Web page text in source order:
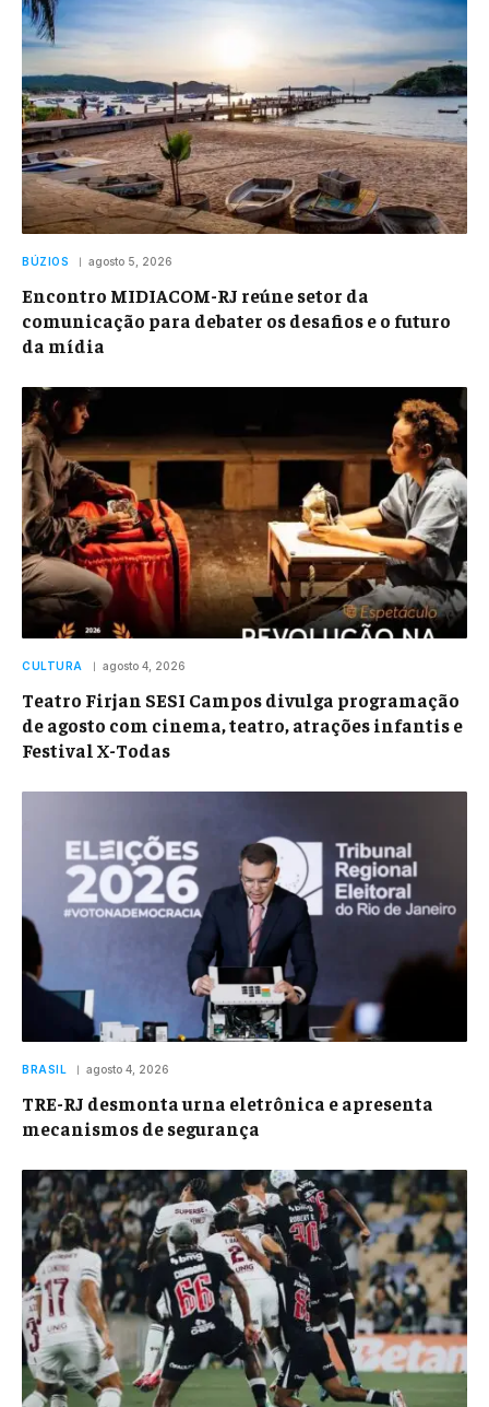
BÚZIOS agosto 5, 2026
Encontro MIDIACOM-RJ reúne setor da
comunicação para debater os desafios e o futuro
da mídia
CULTURA agosto 4, 2026
Teatro Firjan SESI Campos divulga programação
de agosto com cinema, teatro, atrações infantis e
Festival X-Todas
BRASIL agosto 4, 2026
TRE-RJ desmonta urna eletrônica e apresenta
mecanismos de segurança